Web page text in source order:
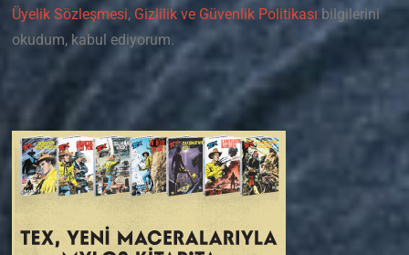
Üyelik Sözleşmesi, Gizlilik ve Güvenlik Politikası bilgilerini
okudum, kabul ediyorum.